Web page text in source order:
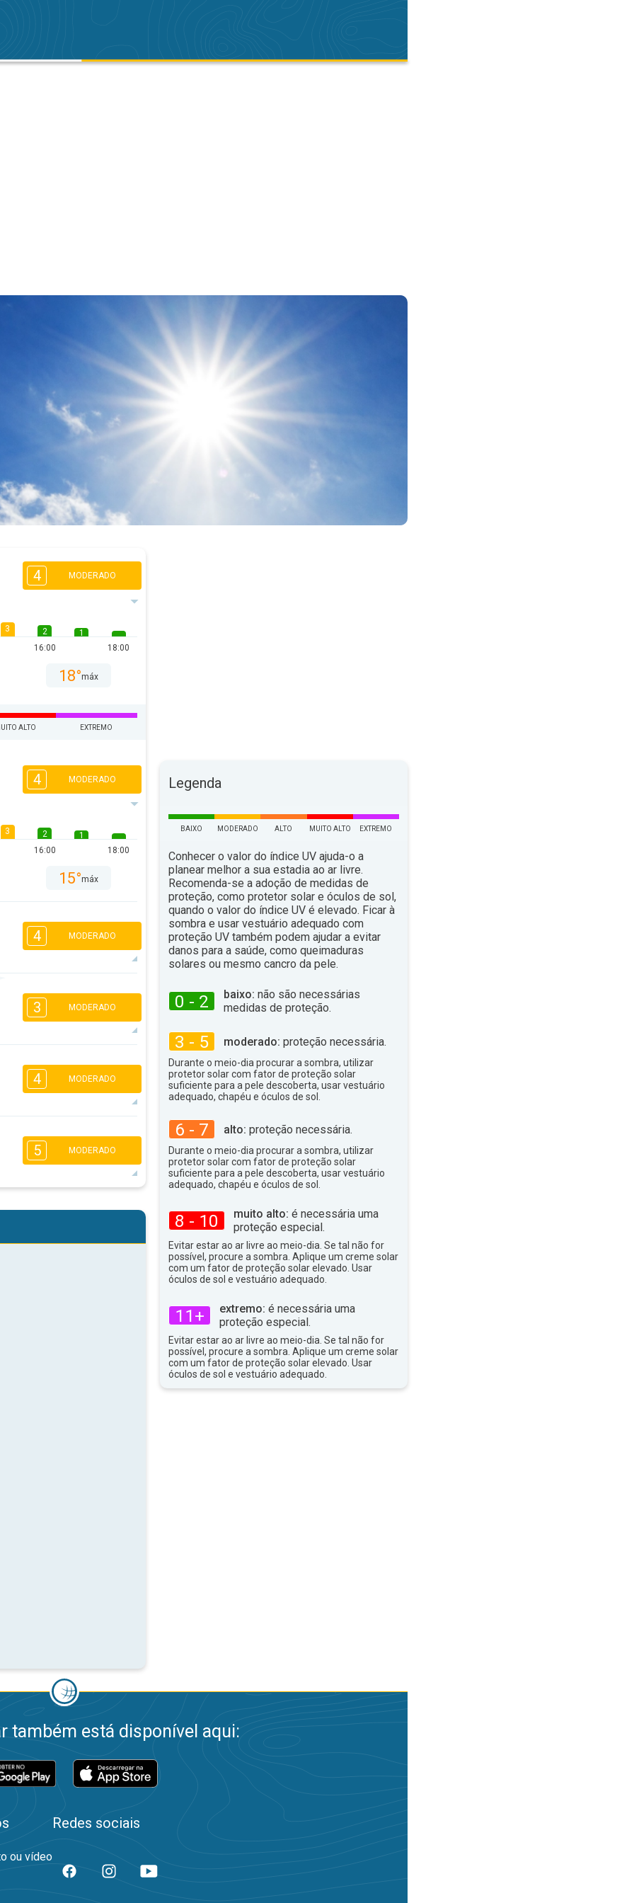
4 MODERADO
3
2
16:00
1
18:00
18°máx
ALTO EXTREMO
4 MODERADO
3
2
16:00
1
18:00
15°máx
4 MODERADO
16:00
18:00
3 MODERADO
16:00
18:00
4 MODERADO
16:00
1
18:00
5 MODERADO
2
1
Legenda
BAIXO MODERADO ALTO MUITO ALTO EXTREMO
Conhecer o valor do índice UV ajuda-o a
planear melhor a sua estadia ao ar livre.
Recomenda-se a adoção de medidas de
proteção, como protetor solar e óculos de sol,
quando o valor do índice UV é elevado. Ficar à
sombra e usar vestuário adequado com
proteção UV também podem ajudar a evitar
danos para a saúde, como queimaduras
solares ou mesmo cancro da pele.
0 - 2 baixo: não são necessárias
medidas de proteção.
3 - 5 moderado: proteção necessária.
Durante o meio-dia procurar a sombra, utilizar
protetor solar com fator de proteção solar
suficiente para a pele descoberta, usar vestuário
adequado, chapéu e óculos de sol.
6 - 7 alto: proteção necessária.
Durante o meio-dia procurar a sombra, utilizar
protetor solar com fator de proteção solar
suficiente para a pele descoberta, usar vestuário
adequado, chapéu e óculos de sol.
8 - 10 muito alto: é necessária uma
proteção especial.
Evitar estar ao ar livre ao meio-dia. Se tal não for
possível, procure a sombra. Aplique um creme solar
com um fator de proteção solar elevado. Usar
óculos de sol e vestuário adequado.
11+ extremo: é necessária uma
proteção especial.
Evitar estar ao ar livre ao meio-dia. Se tal não for
possível, procure a sombra. Aplique um creme solar
com um fator de proteção solar elevado. Usar
óculos de sol e vestuário adequado.
também está disponível aqui:
ou vídeo
Redes sociais